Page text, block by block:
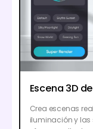
Escena 3D
Crea escenas
iluminación y las